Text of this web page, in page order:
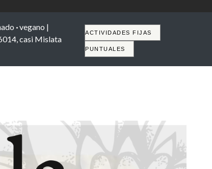
·vegano |
casi Mislata
Tabs
ACTIVIDADES FIJAS
PUNTUALES